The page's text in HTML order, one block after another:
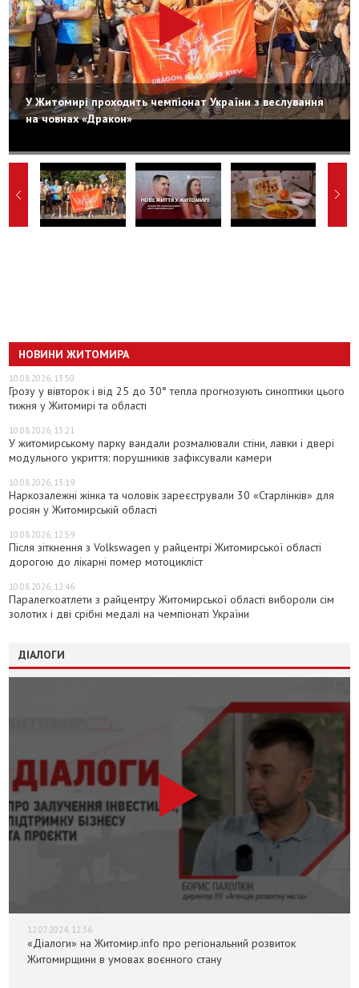
У Житомирі проходить чемпіонат України з веслування
на човнах «Дракон»
НОВИНИ ЖИТОМИРА
10.08.2026, 13:50
Грозу у вівторок і від 25 до 30° тепла прогнозують синоптики цього
тижня у Житомирі та області
10.08.2026, 13:21
У житомирському парку вандали розмалювали стіни, лавки і двері
модульного укриття: порушників зафіксували камери
10.08.2026, 13:19
Наркозалежні жінка та чоловік зареєстрували 30 «Старлінків» для
росіян у Житомирській області
10.08.2026, 12:59
Після зіткнення з Volkswagen у райцентрі Житомирської області
дорогою до лікарні помер мотоцикліст
10.08.2026, 12:46
Паралегкоатлети з райцентру Житомирської області вибороли сім
золотих і дві срібні медалі на чемпіонаті України
ДІАЛОГИ
12.07.2024, 12:36
«Діалоги» на Житомир.info про регіональний розвиток
Житомирщини в умовах воєнного стану